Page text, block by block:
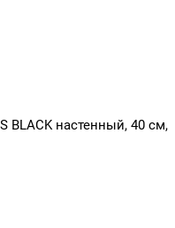
BLACK настенный, 40 см,